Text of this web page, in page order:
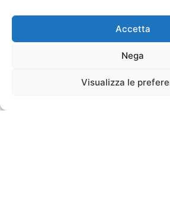
Accetta
Nega
Visualizza le